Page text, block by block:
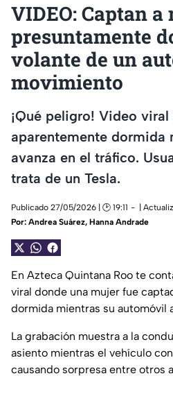
VIDEO: Captan a
presuntamente
volante de un
movimiento
¡Qué peligro! Video
aparentemente dormida
avanza en el tráfico.
trata de un Tesla.
Publicado 27/05/2026 | 🕑 19:11
|
Por: Andrea Suárez, Hanna Andrade
En Azteca Quintana Roo te
viral donde una mujer fue
dormida mientras su automóvil
La grabación muestra a la
asiento mientras el vehículo
causando sorpresa entre otros